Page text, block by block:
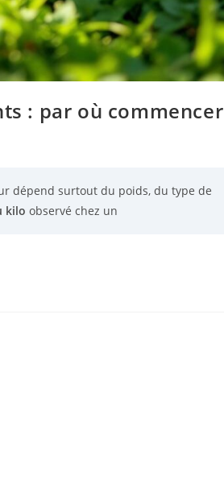
: par où commencer
dépend surtout du poids, du type de
kilo observé chez un